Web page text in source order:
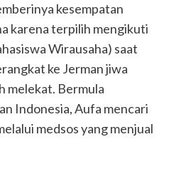
kesempatan
karena terpilih mengikuti
Wirausaha) saat
ke Jerman jiwa
melekat. Bermula
Indonesia, Aufa mencari
medsos yang menjual